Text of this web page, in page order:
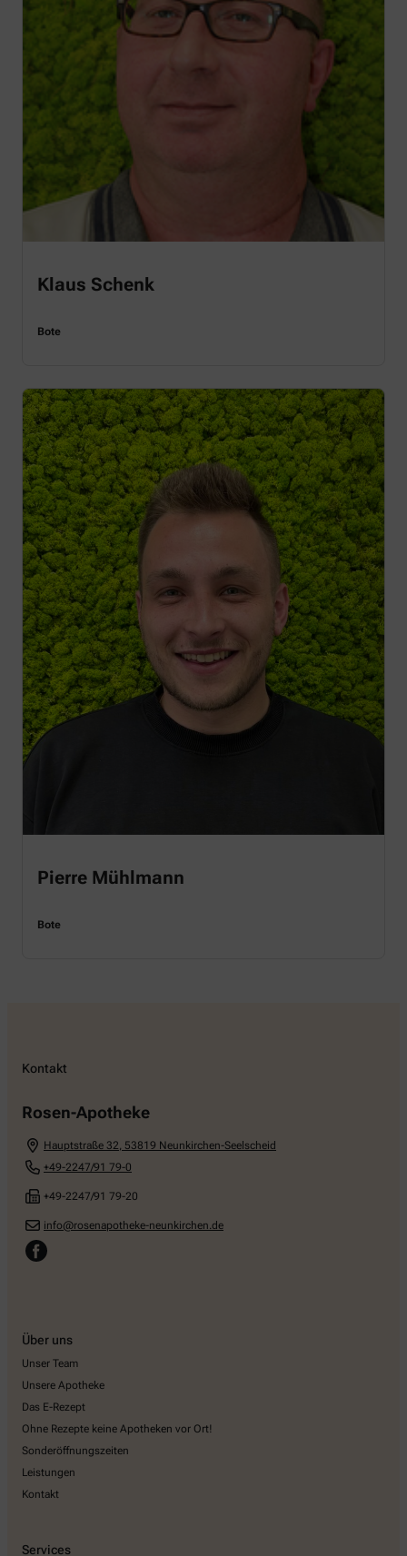
Klaus Schenk
Bote
Pierre Mühlmann
Bote
Kontakt
Rosen-Apotheke
Hauptstraße 32, 53819 Neunkirchen-Seelscheid
+49-2247/91 79-0
+49-2247/91 79-20
info@rosenapotheke-neunkirchen.de
Über uns
Unser Team
Unsere Apotheke
Das E-Rezept
Ohne Rezepte keine Apotheken vor Ort!
Sonderöffnungszeiten
Leistungen
Kontakt
Services